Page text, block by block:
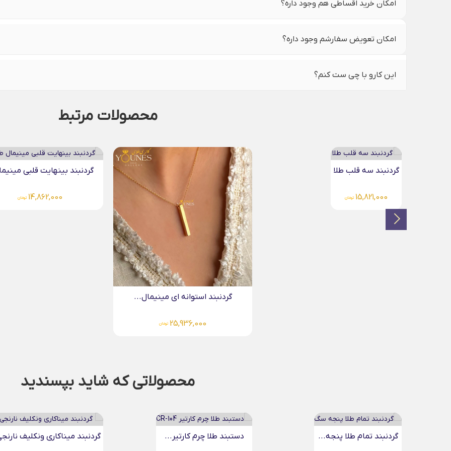
امکان خرید اقساطی هم وجود داره؟
امکان تعویض سفارشم وجود داره؟
این کارو با چی ست کنم؟
محصولات مرتبط
گردنبند بینهایت قلبی مینیمال...
14,862,000
گردنبند قلبی اوریگامی
15,984,000 تومان
محصولاتی که شاید بپسندید
دستبند طلا چرم کارتیر... گردنبند میناکاری ونکلیف نارنجی... دستبند تمام طلا موج